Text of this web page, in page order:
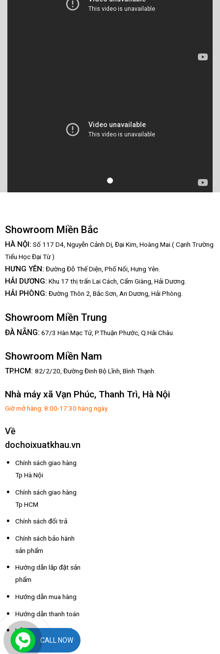
Showroom Miền Bắc
HÀ NỘI: Số 117 D4, Nguyễn Cảnh Dị, Đại Kim, Hoàng Mai.( Cạnh Trường
Tiểu Học Đại Từ )
HƯNG YÊN: Đường Đỗ Thế Diện, Phố Nối, Hưng Yên.
HẢI DƯƠNG: Khu 17 thị trấn Lai Cách, Cẩm Giàng, Hải Dương.
HẢI PHÒNG: Đường Thôn 2, Bắc Sơn, An Dương, Hải Phòng.
Showroom Miền Trung
ĐÀ NẴNG: 67/3 Hàn Mạc Tử, P.Thuận Phước, Q.Hải Châu.
Showroom Miền Nam
TP.HCM: 82/2/20, Đường Đinh Bộ Lĩnh, Bình Thạnh.
Nhà máy xã Vạn Phúc, Thanh Trì, Hà Nội
Giờ mở hàng: 8:00-17:30 hàng ngày
Về
dochoixuatkhau.vn
Chính sách giao hàng
Tp Hà Nội
Chính sách giao hàng
Tp HCM
Chính sách đổi trả
Chính sách bảo hành
sản phẩm
Hướng dẫn lắp đặt sản
phẩm
Hướng dẫn mua hàng
Hướng dẫn thanh toán
Hỗ trợ thông tin nhà
xe các tỉnhCALL NOW